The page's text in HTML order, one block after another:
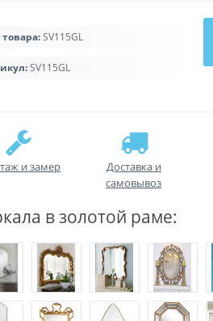
товара:SV115GL
SV115GL
и замер
Доставка и
самовывоз
в золотой раме: